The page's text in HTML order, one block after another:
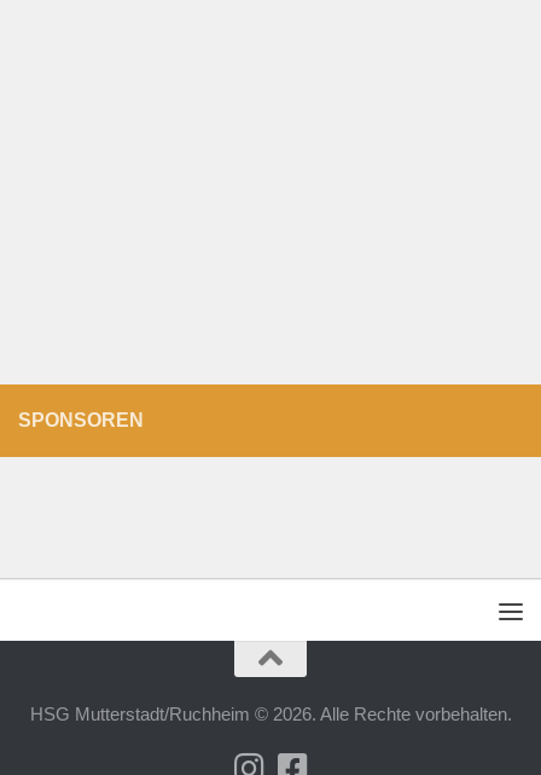
SPONSOREN
HSG Mutterstadt/Ruchheim © 2026. Alle Rechte vorbehalten.